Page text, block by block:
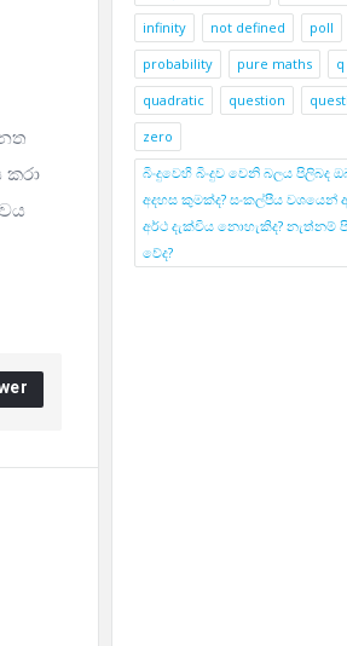
infinity
not defined
poll
probability
pure maths
q
quadratic
question
zero
බිංදුවෙහි බිංදුව වෙනි බලය පිලිබද
අදහස කුමක්ද? සංකල්පීය වශයෙන්
අර්ථ දැක්විය නොහැකිද? නැත්නම්
වේද?